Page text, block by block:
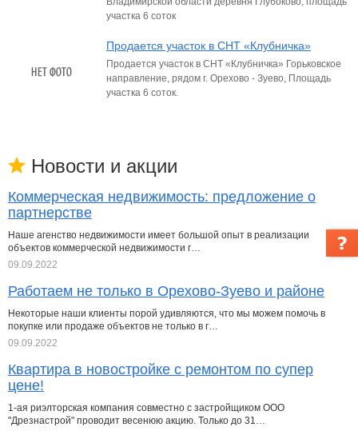
участка 6 соток
Продается участок в СНТ «Клубничка»
Продается участок в СНТ «Клубничка» Горьковское
направление, рядом г. Орехово - Зуево, Площадь
участка 6 соток.
Новости и акции
Коммерческая недвижимость: предложение о
партнерстве
Наше агенство недвижимости имеет большой опыт в реализации
объектов коммерческой недвижимости г…
09.09.2022
Работаем не только в Орехово-Зуево и районе
Некоторые наши клиенты порой удивляются, что мы можем помочь в
покупке или продаже объектов не только в г…
09.09.2022
Квартира в новостройке с ремонтом по супер
цене!
1-ая риэлторская компания совместно с застройщиком ООО
"Дрезнастрой" проводит весенюю акцию. Только до 31…